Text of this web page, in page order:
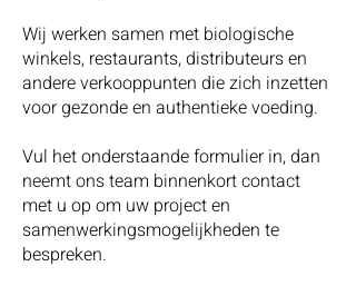
Wij werken samen met biologische
winkels, restaurants, distributeurs en
andere verkooppunten die zich inzetten
voor gezonde en authentieke voeding.
Vul het onderstaande formulier in, dan
neemt ons team binnenkort contact
met u op om uw project en
samenwerkingsmogelijkheden te
bespreken.